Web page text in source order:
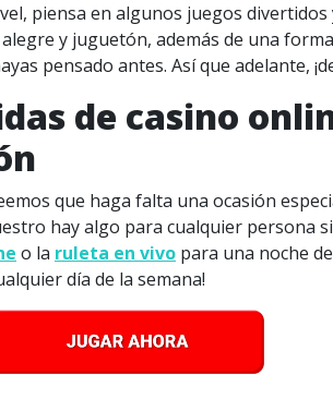
piensa en algunos juegos divertidos
y juguetón, además de una
pensado antes. Así que adelante,
de casino
que haga falta una ocasión
hay algo para cualquier persona
o la ruleta en vivo para una noche
día de la semana!